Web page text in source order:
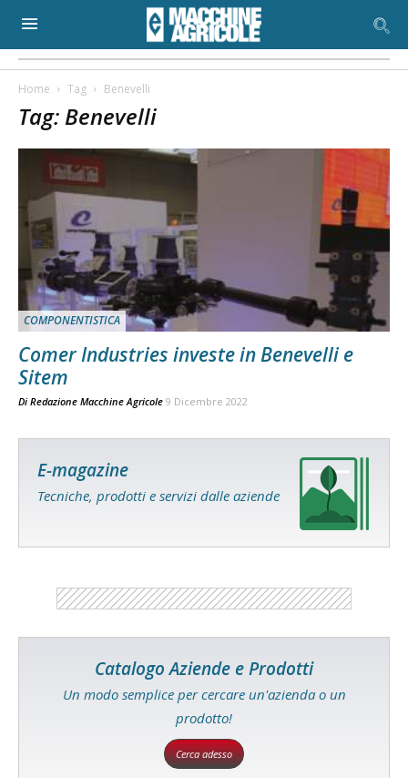
Home Tag Benevelli
Tag: Benevelli
COMPONENTISTICA
Comer Industries investe in Benevelli e
Sitem
Di Redazione Macchine Agricole 9 Dicembre 2022
E-magazine
Tecniche, prodotti e servizi dalle aziende
Catalogo Aziende e Prodotti
Un modo semplice per cercare un'azienda o un
prodotto!
Cerca adesso